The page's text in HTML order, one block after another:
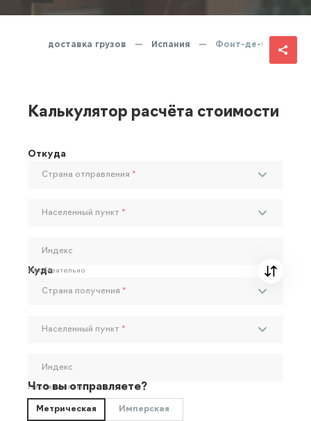
Экспресс-доставка грузов — Испания — Фонт-де-Са-Кала
Калькулятор расчёта стоимости
Откуда
Страна отправления *
Населенный пункт *
Индекс
Необязательно
Куда
Страна получения *
Населенный пункт *
Индекс
Необязательно
Что вы отправляете?
Метрическая Имперская